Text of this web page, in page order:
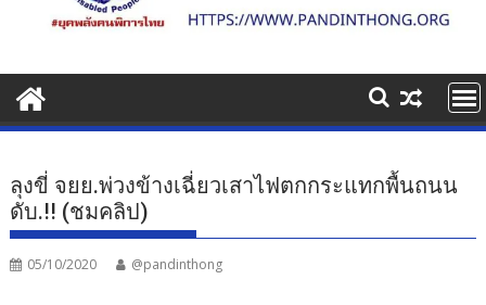
ลุงขี่ จยย.พ่วงข้างเฉี่ยวเสาไฟตกกระแทกพื้นถนน
ดับ.!! (ชมคลิป)
05/10/2020 @pandinthong